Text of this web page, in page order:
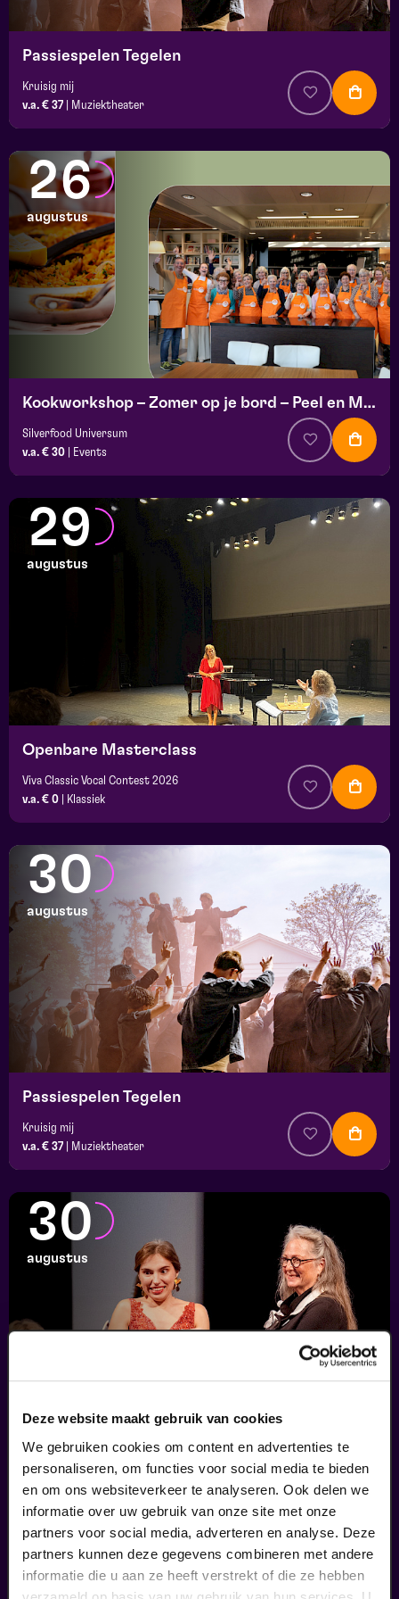
Deze website maakt gebruik van cookies
We gebruiken cookies om content en advertenties te
personaliseren, om functies voor social media te bieden
en om ons websiteverkeer te analyseren. Ook delen we
informatie over uw gebruik van onze site met onze
partners voor social media, adverteren en analyse. Deze
partners kunnen deze gegevens combineren met andere
informatie die u aan ze heeft verstrekt of die ze hebben
Passiespelen Tegelen
Kruisig mij
v.a. € 37
Muziektheater
26
augustus
Kookworkshop – Zomer op je bord – Peel en Maas
Silverfood Universum
v.a. € 30
Events
29
augustus
Openbare Masterclass
Viva Classic Vocal Contest 2026
v.a. € 0
Klassiek
30
augustus
Passiespelen Tegelen
Kruisig mij
v.a. € 37
Muziektheater
30
augustus
Finale
Viva Classic Vocal Contest 2026
v.a. € 12,50| Klassiek
30